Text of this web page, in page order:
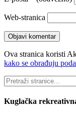
Web-stranica
Ova stranica koristi
kako se obrađuju
Pretraži
Kuglačka